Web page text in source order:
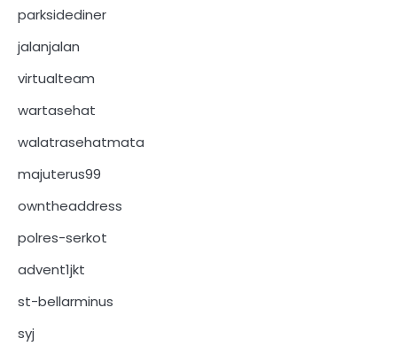
parksidediner
jalanjalan
virtualteam
wartasehat
walatrasehatmata
majuterus99
owntheaddress
polres-serkot
advent1jkt
st-bellarminus
syj